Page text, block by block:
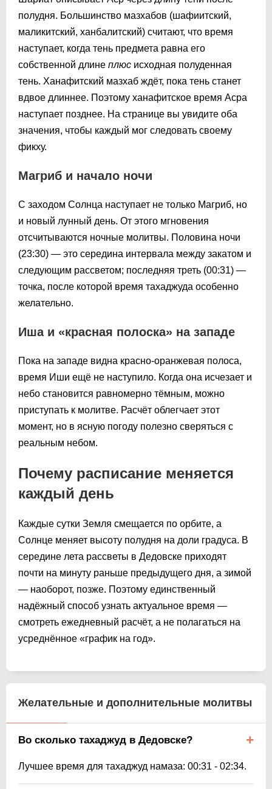
полудня. Большинство мазхабов (шафиитский,
маликитский, ханбалитский) считают, что время
наступает, когда тень предмета равна его
собственной длине плюс исходная полуденная
тень. Ханафитский мазхаб ждёт, пока тень станет
вдвое длиннее. Поэтому ханафитское время Асра
наступает позднее. На странице вы увидите оба
значения, чтобы каждый мог следовать своему
фикху.
Магриб и начало ночи
С заходом Солнца наступает не только Магриб, но
и новый лунный день. От этого мгновения
отсчитываются ночные молитвы. Половина ночи
(23:30) — это середина интервала между закатом и
следующим рассветом; последняя треть (00:31) —
точка, после которой время тахаджуда особенно
желательно.
Иша и «красная полоска» на западе
Пока на западе видна красно-оранжевая полоса,
время Иши ещё не наступило. Когда она исчезает и
небо становится равномерно тёмным, можно
приступать к молитве. Расчёт облегчает этот
момент, но в ясную погоду полезно сверяться с
реальным небом.
Почему расписание меняется
каждый день
Каждые сутки Земля смещается по орбите, а
Солнце меняет высоту полудня на доли градуса. В
середине лета рассветы в Дедовске приходят
почти на минуту раньше предыдущего дня, а зимой
— наоборот, позже. Поэтому единственный
надёжный способ узнать актуальное время —
смотреть ежедневный расчёт, а не полагаться на
усреднённое «график на год».
Желательные и дополнительные молитвы
Во сколько тахаджуд в Дедовске?
Лучшее время для тахаджуд намаза: 00:31 - 02:34.